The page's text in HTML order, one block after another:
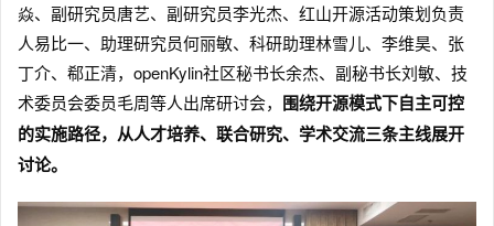
焱、副研究员唐艺、副研究员李光杰、红山开源活动策划负责
人易比一、助理研究员何丽敏、科研助理林雪儿、李维昊、张
丁介、郗正清，openKylin社区秘书长余杰、副秘书长刘敏、技
术委员会委员毛周等人出席研讨会， 围绕开源模式下自主可控
的实施路径，从人才培养、联合研究、学术交流三条主线展开
讨论。